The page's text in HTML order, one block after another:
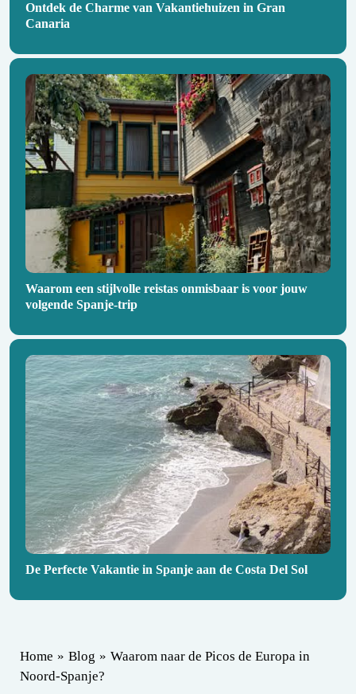
Ontdek de Charme van Vakantiehuizen in Gran
Canaria
Waarom een stijlvolle reistas onmisbaar is voor jouw
volgende Spanje-trip
De Perfecte Vakantie in Spanje aan de Costa Del Sol
Home » Blog » Waarom naar de Picos de Europa in
Noord-Spanje?